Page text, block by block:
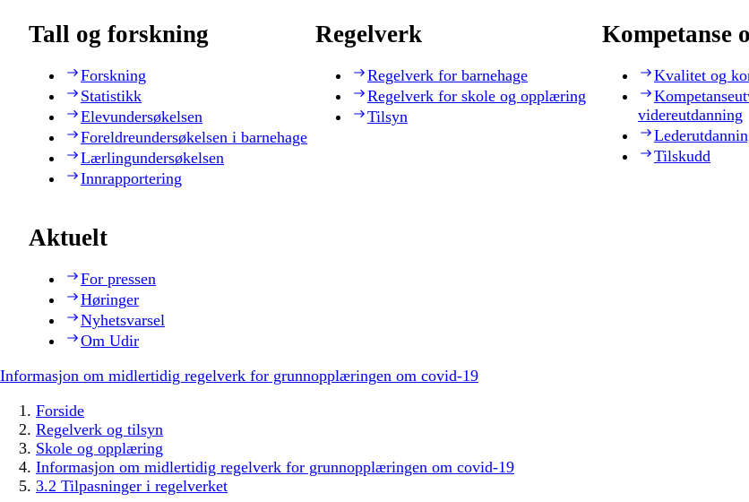
Tall og forskning
Forskning
Statistikk
Elevundersøkelsen
Foreldreundersøkelsen i barnehage
Lærlingundersøkelsen
Innrapportering
Regelverk
Regelverk for barnehage
Regelverk for skole og opplæring
Tilsyn
Kompetanse
Kvalitet og
videreutdanning
Tilskudd
Aktuelt
For pressen
Høringer
Nyhetsvarsel
Om Udir
Informasjon om midlertidig regelverk for grunnopplæringen om covid-19
Forside
Regelverk og tilsyn
Skole og opplæring
Informasjon om midlertidig regelverk for grunnopplæringen om covid-19
3.2 Tilpasninger i regelverket